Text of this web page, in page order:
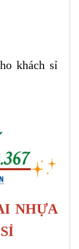
khách sỉ
NHỰA